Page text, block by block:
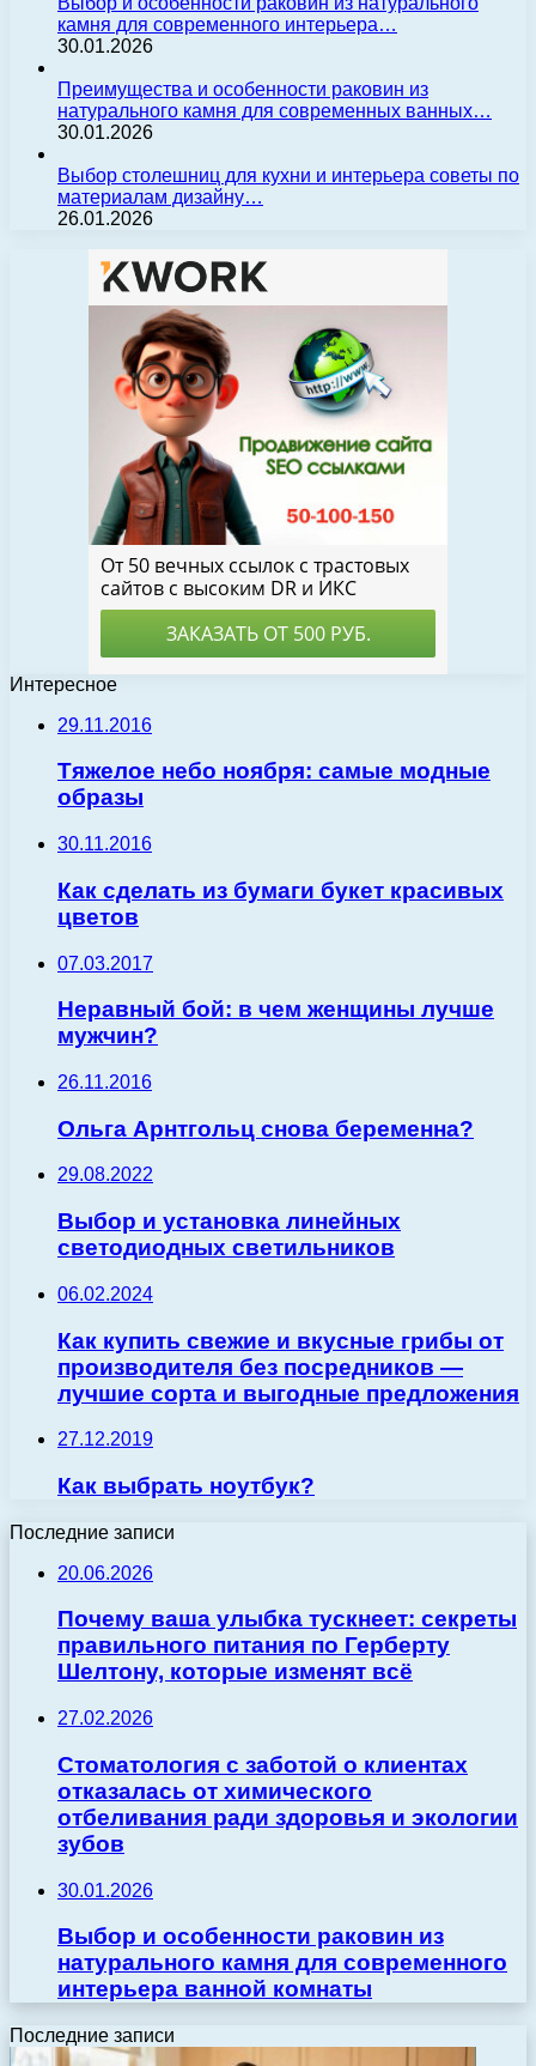
камня для современного интерьера…
30.01.2026
Преимущества и особенности раковин из
натурального камня для современных ванных…
30.01.2026
Выбор столешниц для кухни и интерьера советы по
материалам дизайну…
26.01.2026
Интересное
29.11.2016
Тяжелое небо ноября: самые модные
образы
30.11.2016
Как сделать из бумаги букет красивых
цветов
07.03.2017
Неравный бой: в чем женщины лучше
мужчин?
26.11.2016
Ольга Арнтгольц снова беременна?
29.08.2022
Выбор и установка линейных
светодиодных светильников
06.02.2024
Как купить свежие и вкусные грибы от
производителя без посредников —
лучшие сорта и выгодные предложения
27.12.2019
Как выбрать ноутбук?
Последние записи
20.06.2026
Почему ваша улыбка тускнеет: секреты
правильного питания по Герберту
Шелтону, которые изменят всё
27.02.2026
Стоматология с заботой о клиентах
отказалась от химического
отбеливания ради здоровья и экологии
зубов
30.01.2026
Выбор и особенности раковин из
натурального камня для современного
интерьера ванной комнаты
Последние записи